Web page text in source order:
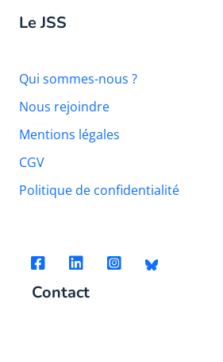
Le JSS
Qui sommes-nous ?
Nous rejoindre
Mentions légales
CGV
Politique de confidentialité
Contact